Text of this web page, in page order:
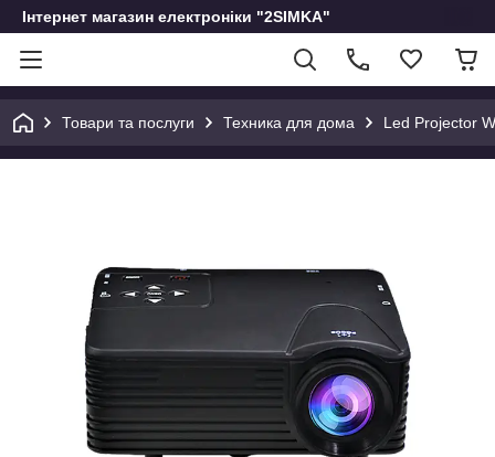
Інтернет магазин електроніки "2SIMKA"
Товари та послуги Техника для дома Led Projector